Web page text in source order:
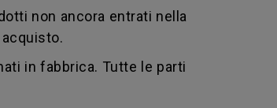
non ancora entrati nella
in fabbrica. Tutte le parti